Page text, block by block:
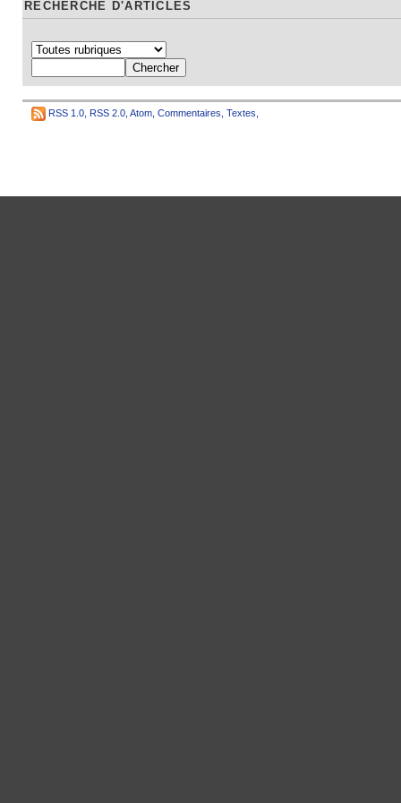
RECHERCHE D'ARTICLES
RSS 1.0 RSS 2.0 Atom Commentaires Textes